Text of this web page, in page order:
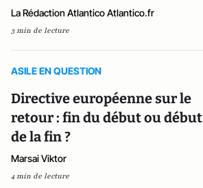
La Rédaction Atlantico Atlantico.fr
3 min de lecture
ASILE EN QUESTION
Directive européenne sur le
retour : fin du début ou début
de la fin ?
Marsai Viktor
4 min de lecture